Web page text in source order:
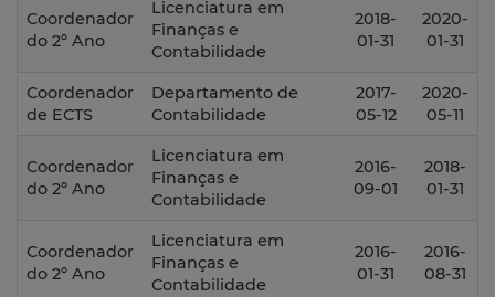
Coordenador
do 2º Ano
Licenciatura em
Finanças e
Contabilidade
2018-
01-31
2020-
01-31
Coordenador
de ECTS
Departamento de
Contabilidade
2017-
05-12
2020-
05-11
Coordenador
do 2º Ano
Licenciatura em
Finanças e
Contabilidade
2016-
09-01
2018-
01-31
Coordenador
do 2º Ano
Licenciatura em
Finanças e
Contabilidade
2016-
01-31
2016-
08-31